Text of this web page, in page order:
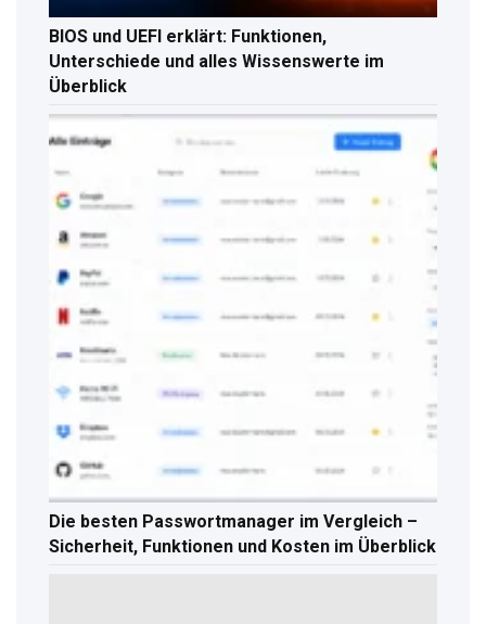
BIOS und UEFI erklärt: Funktionen,
Unterschiede und alles Wissenswerte im
Überblick
Die besten Passwortmanager im Vergleich –
Sicherheit, Funktionen und Kosten im Überblick